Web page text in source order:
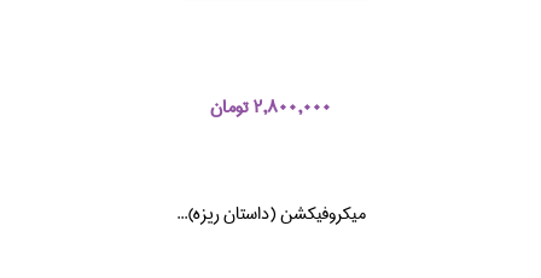
2,800,000 تومان
ميكروفيكشن (داستان ريزه)...